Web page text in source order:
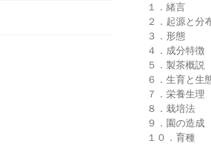
１．緒言
２．起源と分
３．形態
４．成分特徴
５．製茶概説
６．生育と生
７．栄養生理
８．栽培法
９．園の造成
１０．育種